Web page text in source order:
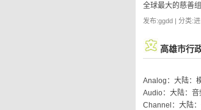
全球最大的慈善
发布:ggdd | 分类:
高雄市行
Analog：大陆：
Audio：大陆：
Channel：大陆